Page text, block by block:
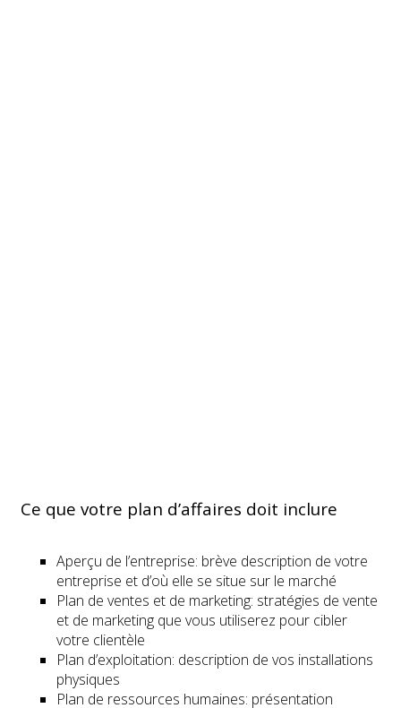
Ce que votre plan d’affaires doit inclure
Aperçu de l’entreprise: brève description de votre
entreprise et d’où elle se situe sur le marché
Plan de ventes et de marketing: stratégies de vente
et de marketing que vous utiliserez pour cibler
votre clientèle
Plan d’exploitation: description de vos installations
physiques
Plan de ressources humaines: présentation